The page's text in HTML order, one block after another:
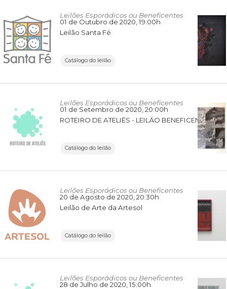
Leilões Esporádicos ou Beneficentes
01 de Outubro de 2020 , 19:00h
Leilão Santa Fé
Catálogo do leilão
Leilões Esporádicos ou Beneficentes
01 de Setembro de 2020 , 20:00h
ROTEIRO DE ATELIÊS - LEILÃO BENEFICENTE MSF
Catálogo do leilão
Leilões Esporádicos ou Beneficentes
20 de Agosto de 2020 , 20:30h
Leilão de Arte da Artesol
Catálogo do leilão
Leilões Esporádicos ou Beneficentes
28 de Julho de 2020 , 15:00h